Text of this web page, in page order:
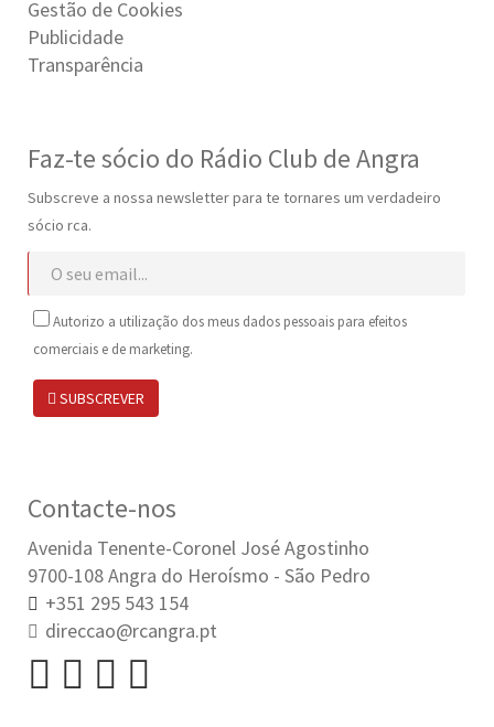
Gestão de Cookies
Publicidade
Transparência
Faz-te sócio do Rádio Club de Angra
Subscreve a nossa newsletter para te tornares um verdadeiro
sócio rca.
Autorizo a utilização dos meus dados pessoais para efeitos
comerciais e de marketing.
SUBSCREVER
Contacte-nos
Avenida Tenente-Coronel José Agostinho
9700-108 Angra do Heroísmo - São Pedro
+351 295 543 154
direccao@rcangra.pt